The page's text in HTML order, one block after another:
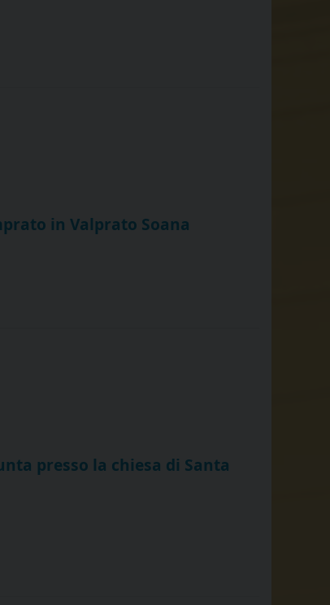
in Valprato Soana
presso la chiesa di Santa